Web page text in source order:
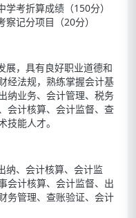
考折算成绩（150分）
记分项目（20分）
展，具有良好职业道德和
经法规，熟练掌握会计基
纳业务、会计管理、税务
会计核算、会计监督、查
能人才。
纳、会计核算、会计监
会计核算、会计监督、出
务管理、查账验证、会计